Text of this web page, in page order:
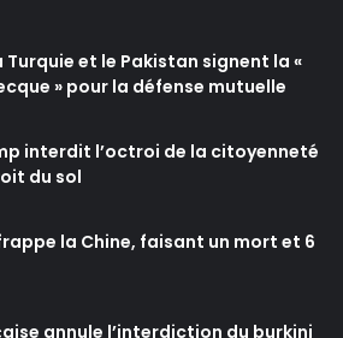
Turquie et le Pakistan signent la «
» pour la défense mutuelle
interdit l’octroi de la citoyenneté
du sol
la Chine, faisant un mort et 6
annule l’interdiction du burkini